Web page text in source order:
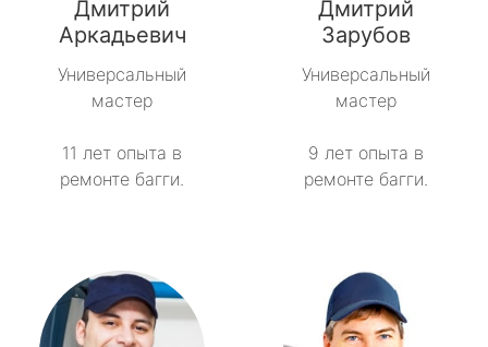
Дмитрий
Аркадьевич
Универсальный
мастер
11 лет опыта в
ремонте багги.
Дмитрий
Зарубов
Универсальный
мастер
9 лет опыта в
ремонте багги.